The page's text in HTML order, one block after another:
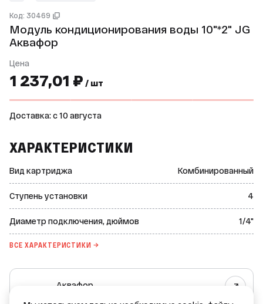
Код: 30469
Модуль кондиционирования воды 10"*2" JG
Аквафор
Цена
1 237,01 ₽ / шт
Доставка: c 10 августа
ХАРАКТЕРИСТИКИ
Вид картриджа Комбинированный
Ступень установки 4
Диаметр подключения, дюймов 1/4"
ВСЕ ХАРАКТЕРИСТИКИ →
Аквафор